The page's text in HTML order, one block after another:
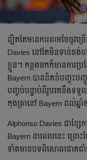
ដ្បិត​តែ​មាន​​ការ​តាម​​ចែចូវ​ច្
Davies ​នៅ​តែ​មិន​​ទាន់​ចង់​ច
ខ្លួន​។ កន្លង​មក​ក៏​មាន​ការ​ប្
Bayern បាន​ខិតខំ​​បញ្ចុះ​ប
បញ្ចប់​បន្ទាប់​ពី​រូប​គេ​នឹង​ទ
កុង​​ត្រា​នៅ​ Bayern ដល់​ឆ្
Alphonso Davies ​ជា​ខ្សែ​
Bayern នា​ពេល​នេះ​ ព្រោ
ទាំង​មាន​បទ​ពិសោធ​ជោគជ